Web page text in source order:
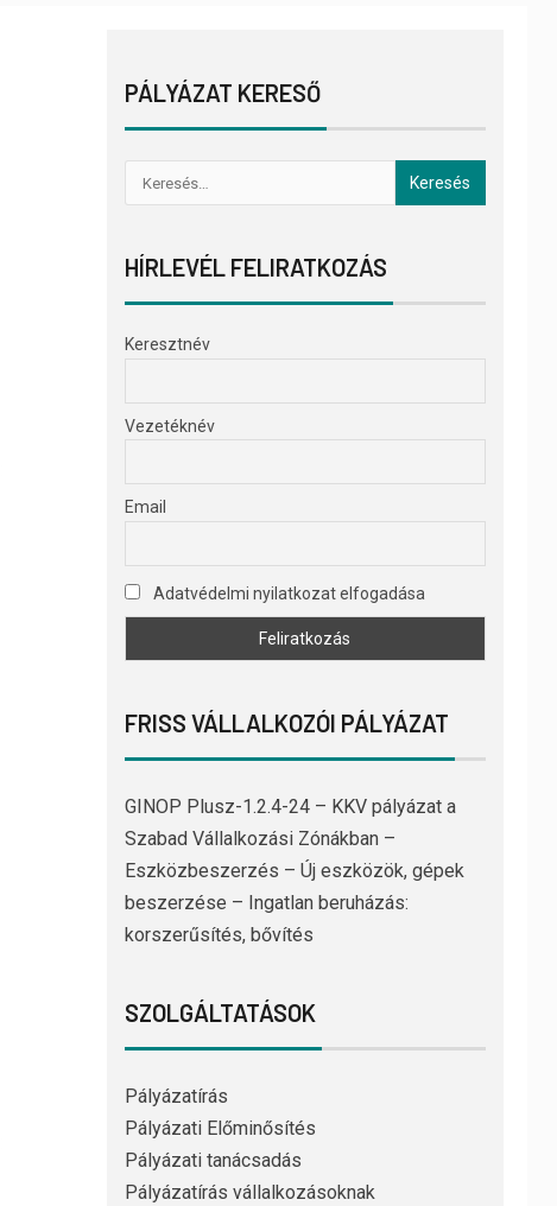
PÁLYÁZAT KERESŐ
HÍRLEVÉL FELIRATKOZÁS
Keresztnév
Vezetéknév
Email
Adatvédelmi nyilatkozat elfogadása
FRISS VÁLLALKOZÓI PÁLYÁZAT
GINOP Plusz-1.2.4-24 – KKV pályázat a
Szabad Vállalkozási Zónákban –
Eszközbeszerzés – Új eszközök, gépek
beszerzése – Ingatlan beruházás:
korszerűsítés, bővítés
SZOLGÁLTATÁSOK
Pályázatírás
Pályázati Előminősítés
Pályázati tanácsadás
Pályázatírás vállalkozásoknak